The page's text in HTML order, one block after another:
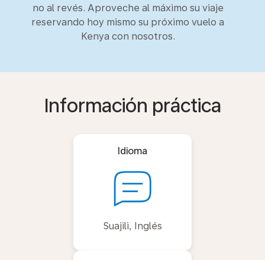
no al revés. Aproveche al máximo su viaje
reservando hoy mismo su próximo vuelo a
Kenya con nosotros.
Información práctica
Idioma
Suajili, Inglés